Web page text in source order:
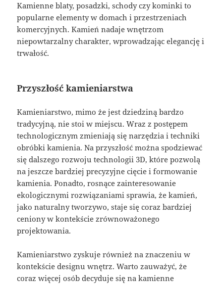
Kamienne blaty, posadzki, schody czy kominki to
popularne elementy w domach i przestrzeniach
komercyjnych. Kamień nadaje wnętrzom
niepowtarzalny charakter, wprowadzając elegancję i
trwałość.
Przyszłość kamieniarstwa
Kamieniarstwo, mimo że jest dziedziną bardzo
tradycyjną, nie stoi w miejscu. Wraz z postępem
technologicznym zmieniają się narzędzia i techniki
obróbki kamienia. Na przyszłość można spodziewać
się dalszego rozwoju technologii 3D, które pozwolą
na jeszcze bardziej precyzyjne cięcie i formowanie
kamienia. Ponadto, rosnące zainteresowanie
ekologicznymi rozwiązaniami sprawia, że kamień,
jako naturalny tworzywo, staje się coraz bardziej
ceniony w kontekście zrównoważonego
projektowania.
Kamieniarstwo zyskuje również na znaczeniu w
kontekście designu wnętrz. Warto zauważyć, że
coraz więcej osób decyduje się na kamienne